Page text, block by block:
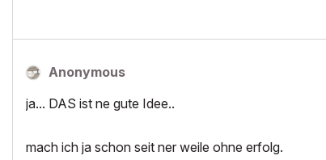
Anonymous
ja... DAS ist ne gute Idee..
mach ich ja schon seit ner weile ohne erfolg.